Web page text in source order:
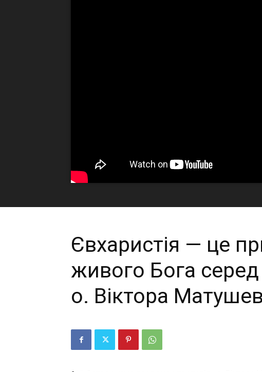
Євхаристія — це
живого Бога
о. Віктора